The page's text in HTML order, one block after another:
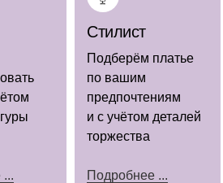
(наличие
уточняйте)
Стилист
Подберём платье
по вашим
предпочтениям
и с учётом деталей
торжества
Подробнее ...
...